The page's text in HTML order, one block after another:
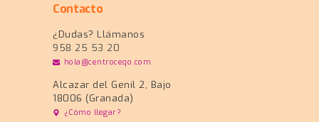
Contacto
¿Dudas? Llámanos
958 25 53 20
hola@centroceqo.com
Alcazar del Genil 2, Bajo
18006 (Granada)
¿Cómo llegar?